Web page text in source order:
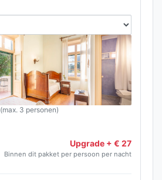
(max. 3 personen)
Upgrade + € 27
Binnen dit pakket per persoon per nacht